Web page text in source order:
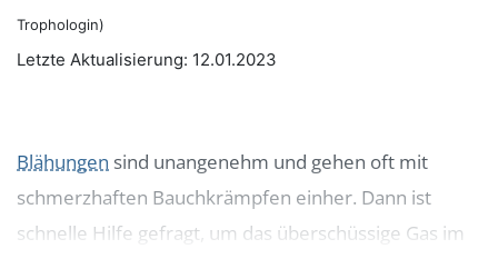
Trophologin)
Letzte Aktualisierung: 12.01.2023
Blähungen sind unangenehm und gehen oft mit
schmerzhaften Bauchkrämpfen einher. Dann ist
schnelle Hilfe gefragt, um das überschüssige Gas im